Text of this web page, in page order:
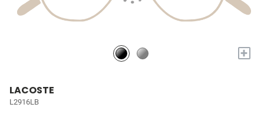
+
LACOSTE
L2916LB